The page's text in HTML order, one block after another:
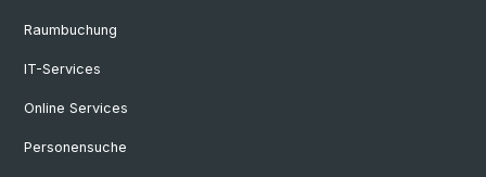
Raumbuchung
IT-Services
Online Services
Personensuche